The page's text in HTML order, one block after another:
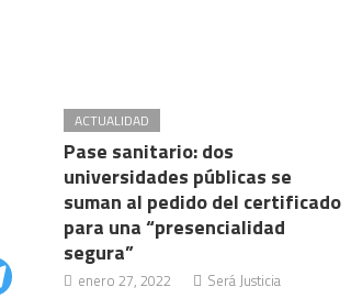
ACTUALIDAD
Pase sanitario: dos
universidades públicas se
suman al pedido del certificado
para una “presencialidad
segura”
enero 27, 2022 Será Justicia